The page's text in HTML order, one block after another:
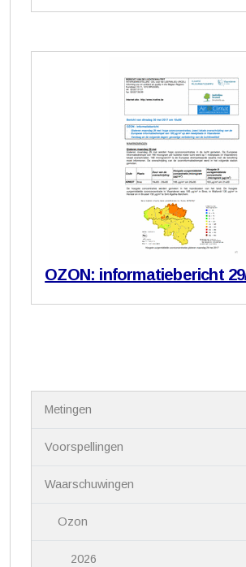
OZON: informatiebericht
Metingen
Voorspellingen
Waarschuwingen
Ozon
2026